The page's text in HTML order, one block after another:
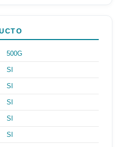
500G
SI
SI
SI
SI
SI